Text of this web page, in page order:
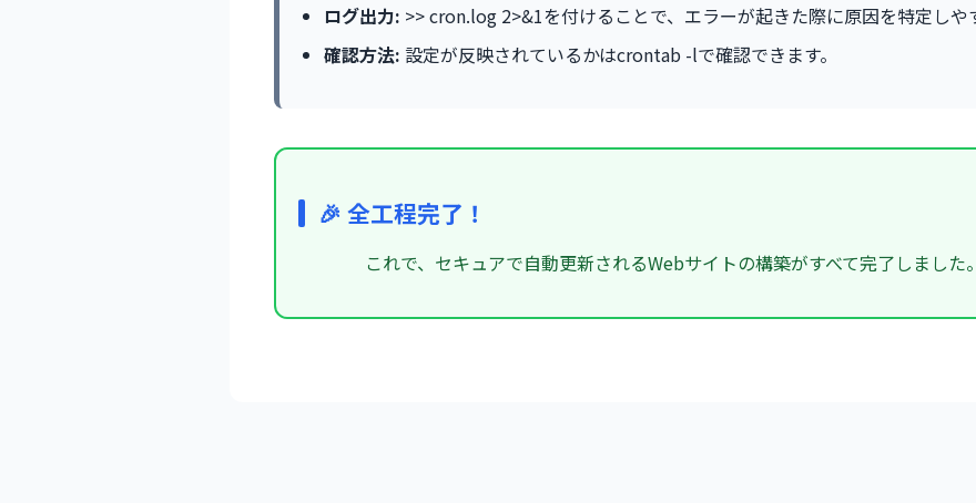
ログ出力: >> cron.log 2>&1を付けることで、エラーが起きた際に原因を特定しや
確認方法: 設定が反映されているかはcrontab -lで確認できます。
🎉 全工程完了！
これで、セキュアで自動更新されるWebサイトの構築がすべて完了しました